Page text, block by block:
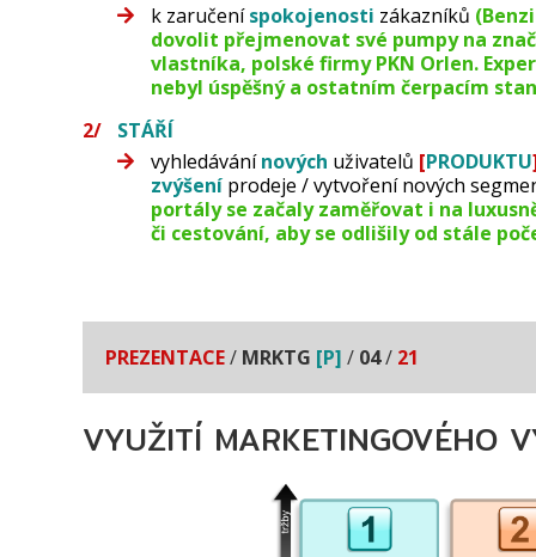
k zaručeníspokojenosti zákazníků
dovolit přejmenovat své pumpy na
vlastníka, polské firmy PKN Orlen.
nebyl úspěšný a ostatním čerpacím
STÁŘÍ
vyhledávánínových uživatelů [PRODUKTU
zvýšení prodeje / vytvoření nových
portály se začaly zaměřovat i na
či cestování, aby se odlišily od stále
PREZENTACE/ MRKTG [P] / 04/ 21
VYUŽITÍ MARKETINGOVÉHO